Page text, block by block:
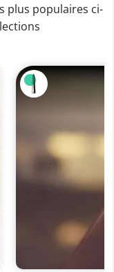
plus populaires ci-